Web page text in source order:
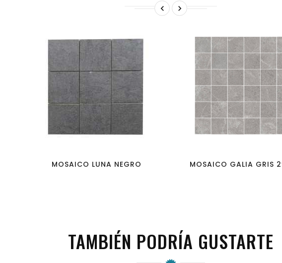
 
favorite_border visibility
MOSAICO LUNA NEGRO
favorite_border visibility
MOSAICO GALIA GRIS
TAMBIÉN PODRÍA GUSTARTE